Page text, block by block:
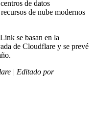
de datos
de nube modernos
se basan en la
de Cloudflare y se prevé
| Editado por